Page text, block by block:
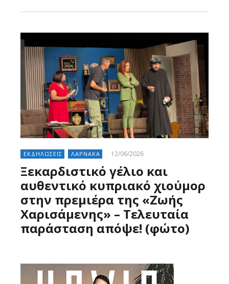
ΕΚΔΗΛΩΣΕΙΣ ΛΑΡΝΑΚΑ 12/06/2026
Ξεκαρδιστικό γέλιο και
αυθεντικό κυπριακό χιούμορ
στην πρεμιέρα της «Ζωής
Χαρισάμενης» – Τελευταία
παράσταση απόψε! (φώτο)